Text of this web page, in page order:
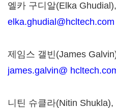
엘카 구디알(Elka
elka.ghudial@hcltech.com
제임스 갤빈(James
james.galvin@
니틴 슈클라(Nitin